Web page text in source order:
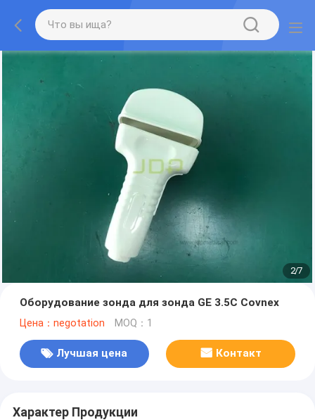
2/7
Оборудование зонда для зонда GE 3.5C Covnex
Цена：negotation MOQ：1
Лучшая цена Контакт
Характер Продукции